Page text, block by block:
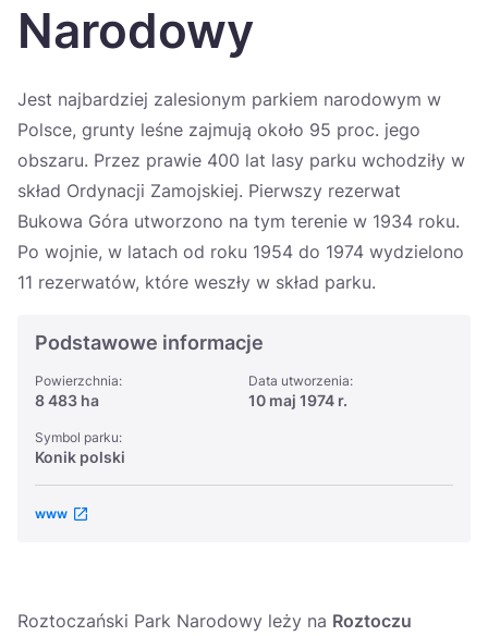
Zamknij
Narodowy
Jest najbardziej zalesionym parkiem narodowym w
Polsce, grunty leśne zajmują około 95 proc. jego
obszaru. Przez prawie 400 lat lasy parku wchodziły w
skład Ordynacji Zamojskiej. Pierwszy rezerwat
Bukowa Góra utworzono na tym terenie w 1934 roku.
Po wojnie, w latach od roku 1954 do 1974 wydzielono
11 rezerwatów, które weszły w skład parku.
Podstawowe informacje
Powierzchnia:
8 483 ha
Data utworzenia:
10 maj 1974 r.
Symbol parku:
Konik polski
www
Roztoczański Park Narodowy leży na Roztoczu